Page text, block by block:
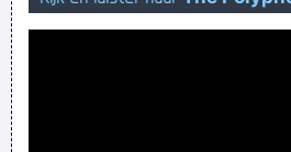
the